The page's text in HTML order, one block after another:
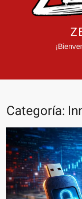
Categoría: